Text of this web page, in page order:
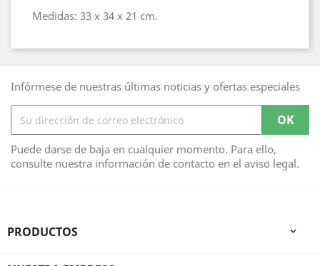
Medidas: 33 x 34 x 21 cm.
Infórmese de nuestras últimas noticias y ofertas especiales
Puede darse de baja en cualquier momento. Para ello,
consulte nuestra información de contacto en el aviso legal.
PRODUCTOS 